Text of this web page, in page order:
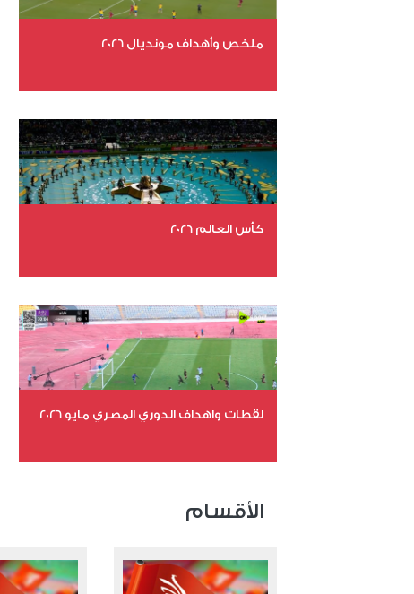
ملخص وأهداف مونديال 2026
عدد المشاهدات 4784
كأس العالم 2026
عدد المشاهدات 10719
لقطات واهداف الدوري المصري مايو 2026
الأقسام